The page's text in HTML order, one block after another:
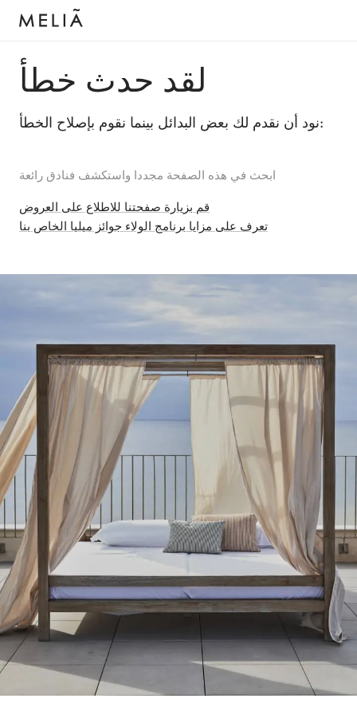
لقد حدث خطأ
نود أن نقدم لك بعض البدائل بينما نقوم بإصلاح الخطأ:
ابحث في هذه الصفحة مجددا واستكشف فنادق رائعة
قم بزيارة صفحتنا للاطلاع على العروض
تعرف على مزايا برنامج الولاء جوائز ميليا الخاص بنا